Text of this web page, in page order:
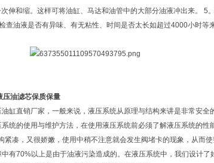
伸和缩。这样可将油缸、马达和油管中的大部分油液冲出来。 5
油液是否有异味、有无粘性、时间是否太长如超过4000小时等来
油滤芯保质保量
缸直销厂家，一般来说，液压系统从原理与结构来讲是非常安
统的使用与维护方法，在使用液压系统前必须了解液压系统的性
凑，又很娇嫩，使用中稍不注意就会发生阀堵卡的现象，从而
有70%以上是由于油液污染造成的。在液压系统中，我们设计